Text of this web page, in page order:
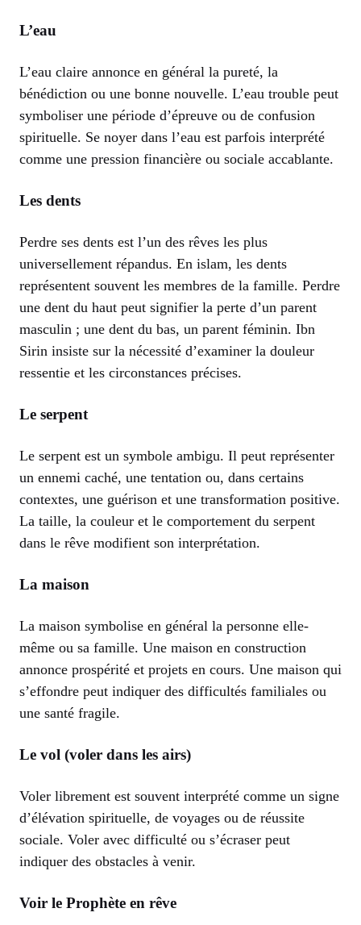
L’eau
L’eau claire annonce en général la pureté, la
bénédiction ou une bonne nouvelle. L’eau trouble peut
symboliser une période d’épreuve ou de confusion
spirituelle. Se noyer dans l’eau est parfois interprété
comme une pression financière ou sociale accablante.
Les dents
Perdre ses dents est l’un des rêves les plus
universellement répandus. En islam, les dents
représentent souvent les membres de la famille. Perdre
une dent du haut peut signifier la perte d’un parent
masculin ; une dent du bas, un parent féminin. Ibn
Sirin insiste sur la nécessité d’examiner la douleur
ressentie et les circonstances précises.
Le serpent
Le serpent est un symbole ambigu. Il peut représenter
un ennemi caché, une tentation ou, dans certains
contextes, une guérison et une transformation positive.
La taille, la couleur et le comportement du serpent
dans le rêve modifient son interprétation.
La maison
La maison symbolise en général la personne elle-
même ou sa famille. Une maison en construction
annonce prospérité et projets en cours. Une maison qui
s’effondre peut indiquer des difficultés familiales ou
une santé fragile.
Le vol (voler dans les airs)
Voler librement est souvent interprété comme un signe
d’élévation spirituelle, de voyages ou de réussite
sociale. Voler avec difficulté ou s’écraser peut
indiquer des obstacles à venir.
Voir le Prophète en rêve